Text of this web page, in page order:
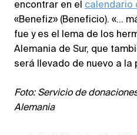
encontrar en el calendario
«Benefiz» (Beneficio). «…
fue y es el lema de los
Alemania de Sur, que
será llevado de nuevo a
Foto: Servicio de
Alemania